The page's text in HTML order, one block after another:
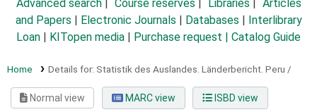
Advanced search Course reserves Libraries
Articles
and Papers
Electronic Journals Databases
Interlibrary
Loan
KITopen media Purchase request | Catalog Guide
Home Details for: Statistik des Auslandes. Länderbericht. Peru /
Normal view MARC view ISBD view